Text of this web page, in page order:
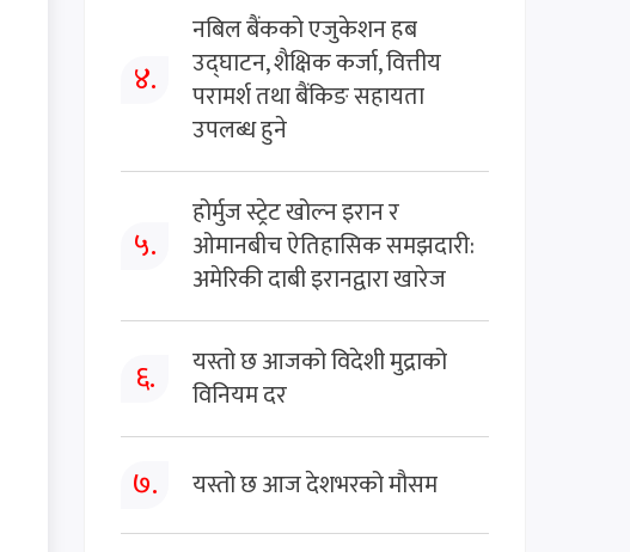
४.
नबिल बैंकको एजुकेशन हब
उद्घाटन, शैक्षिक कर्जा, वित्तीय
परामर्श तथा बैंकिङ सहायता
उपलब्ध हुने
५.
होर्मुज स्ट्रेट खोल्न इरान र
ओमानबीच ऐतिहासिक समझदारी:
अमेरिकी दाबी इरानद्वारा खारेज
६.
यस्तो छ आजको विदेशी मुद्राको
विनियम दर
७. यस्तो छ आज देशभरको मौसम